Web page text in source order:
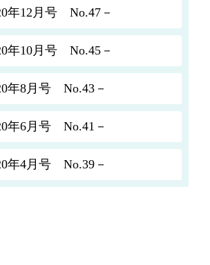
年12月号 No.47－
年10月号 No.45－
年8月号 No.43－
年6月号 No.41－
年4月号 No.39－